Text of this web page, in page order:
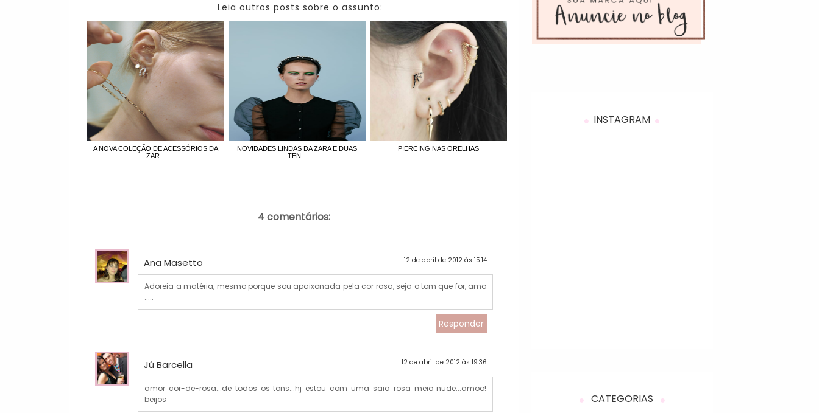
Leia outros posts sobre o assunto:
A NOVA COLEÇÃO DE ACESSÓRIOS DA
ZAR...
NOVIDADES LINDAS DA ZARA E DUAS
TEN...
PIERCING NAS ORELHAS
4 comentários:
Ana Masetto 12 de abril de 2012 às 15:14
Adoreia a matéria, mesmo porque sou apaixonada pela cor rosa, seja o tom que for, amo
.....
Responder
Jú Barcella 12 de abril de 2012 às 19:36
amor cor-de-rosa...de todos os tons...hj estou com uma saia rosa meio nude...amoo!
beijos
INSTAGRAM
CATEGORIAS